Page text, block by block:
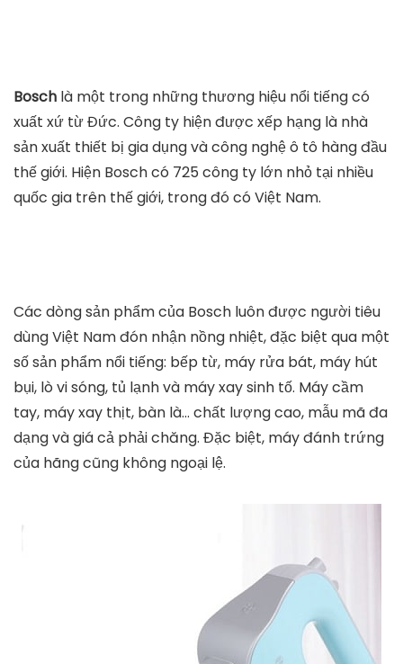
Bosch là một trong những thương hiệu nổi tiếng có
xuất xứ từ Đức. Công ty hiện được xếp hạng là nhà
sản xuất thiết bị gia dụng và công nghệ ô tô hàng đầu
thế giới. Hiện Bosch có 725 công ty lớn nhỏ tại nhiều
quốc gia trên thế giới, trong đó có Việt Nam.
Các dòng sản phẩm của Bosch luôn được người tiêu
dùng Việt Nam đón nhận nồng nhiệt, đặc biệt qua một
số sản phẩm nổi tiếng: bếp từ, máy rửa bát, máy hút
bụi, lò vi sóng, tủ lạnh và máy xay sinh tố. Máy cầm
tay, máy xay thịt, bàn là… chất lượng cao, mẫu mã đa
dạng và giá cả phải chăng. Đặc biệt, máy đánh trứng
của hãng cũng không ngoại lệ.